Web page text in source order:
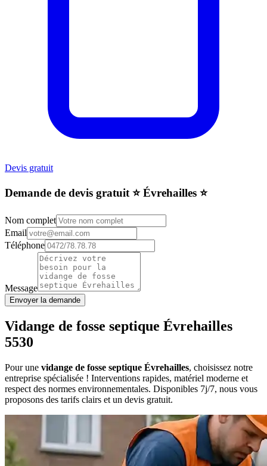
Devis gratuit
Demande de devis gratuit ⭐️ Évrehailles ⭐️
Nom complet
Email
Téléphone
Message
Envoyer la demande
Vidange de fosse septique Évrehailles
5530
Pour une vidange de fosse septique Évrehailles, choisissez notre
entreprise spécialisée ! Interventions rapides, matériel moderne et
respect des normes environnementales. Disponibles 7j/7, nous vous
proposons des tarifs clairs et un devis gratuit.